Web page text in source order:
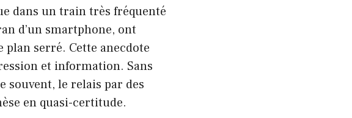
dans un train très fréquenté
d’un smartphone, ont
plan serré. Cette anecdote
et information. Sans
souvent, le relais par des
en quasi-certitude.